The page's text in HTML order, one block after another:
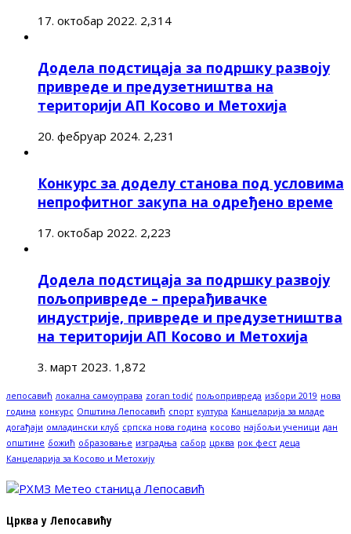
17. октобар 2022. 2,314
Додела подстицаја за подршку развоју
привреде и предузетништва на
територији АП Косово и Метохија
20. фебруар 2024. 2,231
Конкурс за доделу станова под условима
непрофитног закупа на одређено време
17. октобар 2022. 2,223
Додела подстицаја за подршку развоју
пољопривреде – прерађивачке
индустрије, привреде и предузетништва
на територији АП Косово и Метохија
3. март 2023. 1,872
лепосавић локална самоуправа zoran todić пољопривреда избори 2019 нова
година конкурс Општина Лепосавић спорт култура Канцеларија за младе
догађаји омладински клуб српска нова година косово најбољи ученици дан
општине божић образовање изградња сабор црква рок фест деца
Канцеларија за Косово и Метохију
Црква у Лепосавићу